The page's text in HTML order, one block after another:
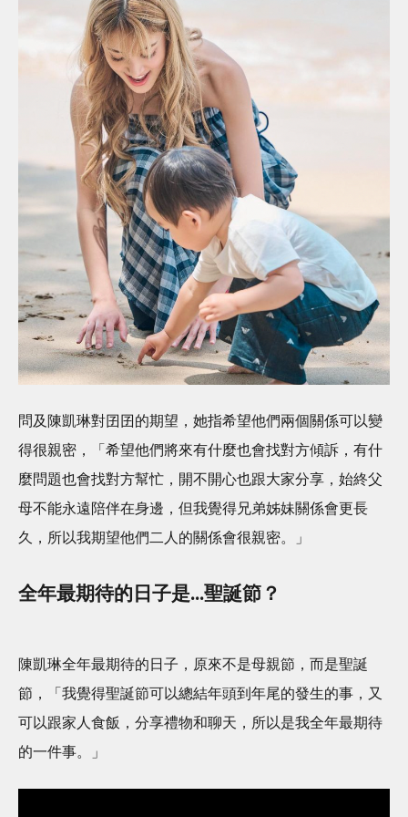
問及陳凱琳對囝囝的期望，她指希望他們兩個關係可以變
得很親密，「希望他們將來有什麼也會找對方傾訴，有什
麼問題也會找對方幫忙，開不開心也跟大家分享，始終父
母不能永遠陪伴在身邊，但我覺得兄弟姊妹關係會更長
久，所以我期望他們二人的關係會很親密。」
全年最期待的日子是...聖誕節？
陳凱琳全年最期待的日子，原來不是母親節，而是聖誕
節，「我覺得聖誕節可以總結年頭到年尾的發生的事，又
可以跟家人食飯，分享禮物和聊天，所以是我全年最期待
的一件事。」